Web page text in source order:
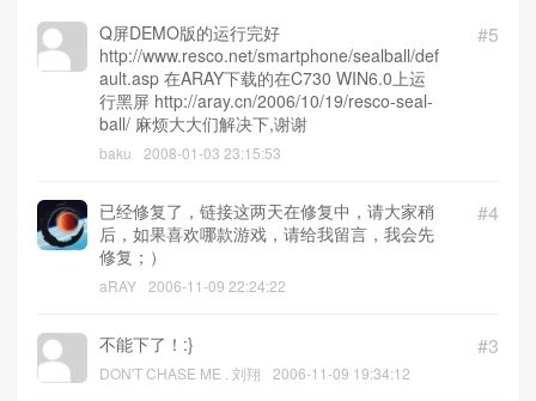
#5
Q屏DEMO版的运行完好
http://www.resco.net/smartphone/sealball/def
ault.asp 在ARAY下载的在C730 WIN6.0上运
行黑屏 http://aray.cn/2006/10/19/resco-seal-
ball/ 麻烦大大们解决下,谢谢
baku 2008-01-03 23:15:53
#4
已经修复了，链接这两天在修复中，请大家稍
后，如果喜欢哪款游戏，请给我留言，我会先
修复；）
aRAY 2006-11-09 22:24:22
#3
不能下了！:}
DON'T CHASE ME . 刘翔 2006-11-09 19:34:12